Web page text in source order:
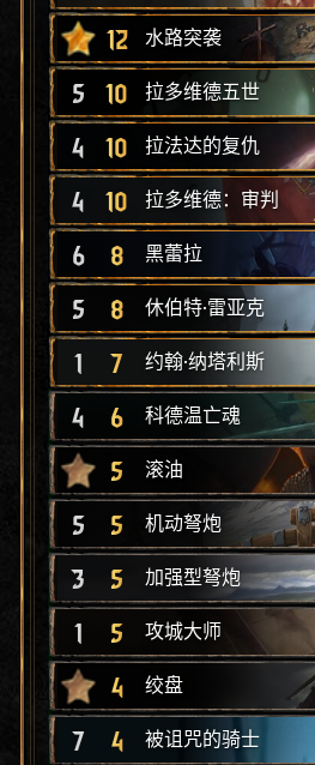
12 水路突袭
5 10 拉多维德五世
4 10 拉法达的复仇
4 10 拉多维德：审判
6 8 黑蕾拉
5 8 休伯特·雷亚克
1 7 约翰·纳塔利斯
4 6 科德温亡魂
5 滚油
5 5 机动弩炮
3 5 加强型弩炮
1 5 攻城大师
4 绞盘
7 4 被诅咒的骑士